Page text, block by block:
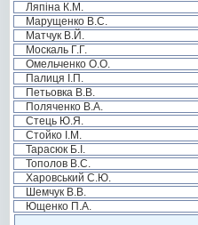
Ляпіна К.М.
Марущенко В.С.
Матчук В.Й.
Москаль Г.Г.
Омельченко О.О.
Палиця І.П.
Петьовка В.В.
Поляченко В.А.
Стець Ю.Я.
Стойко І.М.
Тарасюк Б.І.
Тополов В.С.
Харовський С.Ю.
Шемчук В.В.
Ющенко П.А.